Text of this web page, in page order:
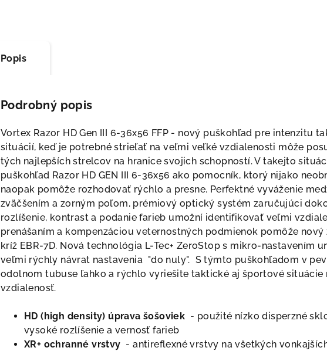
Popis
Podrobný popis
Vortex Razor HD Gen III 6-36x56 FFP - nový puškohľad pre intenzitu
situácií, keď je potrebné strieľať na veľmi veľké vzdialenosti môže
tých najlepších strelcov na hranice svojich schopností. V takejto
puškohľad Razor HD GEN III 6-36x56 ako pomocník, ktorý nijako
naopak pomôže rozhodovať rýchlo a presne. Perfektné vyváženie
zväčšením a zorným poľom, prémiový optický systém zaručujúci
rozlíšenie, kontrast a podanie farieb umožní identifikovať veľmi
prenášaním a kompenzáciou veternostných podmienok pomôže nový
kríž EBR-7D. Nová technológia L-Tec+ ZeroStop s mikro-nastavením
veľmi rýchly návrat nastavenia "do nuly". S týmto puškohľadom v
odolnom tubuse ľahko a rýchlo vyriešite taktické aj športové situácie
vzdialenosť.
HD (high density) úprava šošoviek - použité nízko disperzné
vysoké rozlíšenie a vernosť farieb
XR+ ochranné vrstvy - antireflexné vrstvy na všetkých